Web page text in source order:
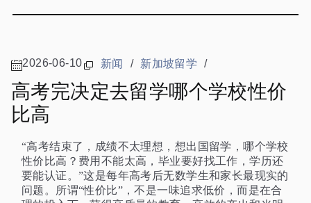
2026-06-10 新闻 / 新加坡留学 /
高考完决定去留学哪个学校性价
比高
“高考结束了，成绩不太理想，想出国留学，哪个学校
性价比高？费用不能太高，毕业要好找工作，学历还
要能认证。”这是每年高考后无数学生和家长最现实的
问题。所谓“性价比”，不是一味追求低价，而是在合